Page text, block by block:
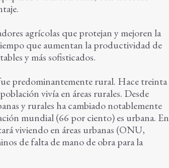
agrícolas que protejan y mejoren la
que aumentan la productividad de
y más sofisticados.
predominantemente rural. Hace treinta
vivía en áreas rurales. Desde
y rurales ha cambiado notablemente
mundial (66 por ciento) es urbana. En
viviendo en áreas urbanas (ONU,
de falta de mano de obra para la